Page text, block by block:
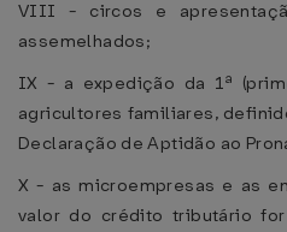
VIII - circos e
assemelhados;
IX - a expedição da 1ª
agricultores familiares,
Declaração de Aptidão ao
X - as microempresas e as
valor do crédito tributário